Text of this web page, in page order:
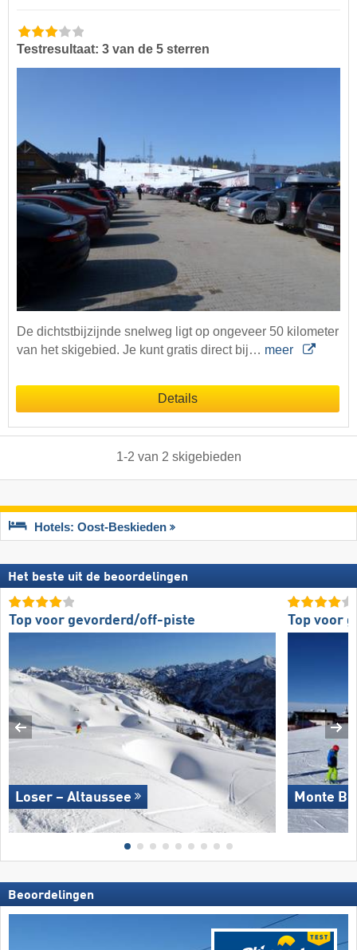
Testresultaat: 3 van de 5 sterren
De dichtstbijzijnde snelweg ligt op ongeveer 50 kilometer
van het skigebied. Je kunt gratis direct bij… meer
Details
1-2 van 2 skigebieden
Hotels: Oost-Beskieden
Het beste uit de beoordelingen
Top voor gevorderd/off-piste
Loser – Altaussee
Top voor
Monte
Beoordelingen